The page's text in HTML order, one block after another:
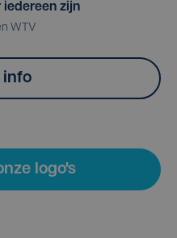
iedereen zijn
WTV
info
logo's